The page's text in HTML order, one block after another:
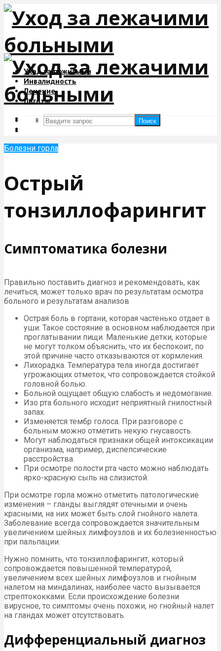
Уход за пожилыми
Инвалидность
Лечение
Льготы
Поиск
Поиск
Болезни горла
Острый
тонзиллофарингит
Симптоматика болезни
Правильно поставить диагноз и рекомендовать, как
лечиться, может только врач по результатам осмотра
больного и результатам анализов
Острая боль в гортани, которая частенько отдает в
уши. Такое состояние в основном наблюдается при
проглатывании пищи. Маленькие детки, которые
не могут толком объяснить, что их беспокоит, по
этой причине часто отказываются от кормления.
Лихорадка. Температура тела иногда достигает
угрожающих отметок, что сопровождается стойкой
головной болью.
Больной ощущает общую слабость и недомогание.
Изо рта больного исходит неприятный гнилостный
запах.
Изменяется тембр голоса. При разговоре с
больным можно отметить некую гнусавость.
Могут наблюдаться признаки общей интоксикации
организма, например, диспепсические
расстройства.
При осмотре полости рта часто можно наблюдать
ярко-красную сыпь на слизистой.
При осмотре горла можно отметить патологические
изменения – гланды выглядят отечными и очень
красными, на них может быть слой гнойного налета.
Заболевание всегда сопровождается значительным
увеличением шейных лимфоузлов и их болезненностью
при пальпации.
Нужно помнить, что тонзиллофарингит, который
сопровождается повышенной температурой,
увеличением всех шейных лимфоузлов и гнойным
налетом на миндалинах, наиболее часто вызывается
стрептококками. Если происхождение болезни
вирусное, то симптомы очень похожи, но гнойный налет
на гландах может отсутствовать.
Дифференциальный диагноз